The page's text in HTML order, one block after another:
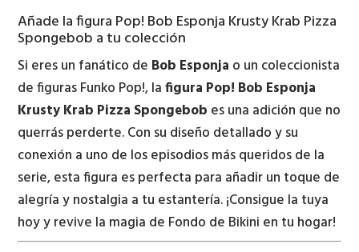
Añade la figura Pop! Bob Esponja Krusty Krab Pizza
Spongebob a tu colección
Si eres un fanático de Bob Esponja o un coleccionista
de figuras Funko Pop!, lafigura Pop! Bob Esponja
Krusty Krab Pizza Spongebob es una adición que no
querrás perderte. Con su diseño detallado y su
conexión a uno de los episodios más queridos de la
serie, esta figura es perfecta para añadir un toque de
alegría y nostalgia a tu estantería. ¡Consigue la tuya
hoy y revive la magia de Fondo de Bikini en tu hogar!